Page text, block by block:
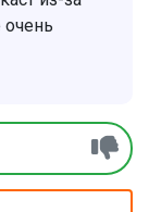
очень